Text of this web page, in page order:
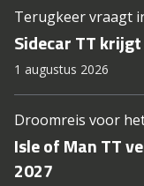
Terugkeer vraagt
Sidecar TT
1 augustus 2026
Droomreis voor
Isle of Man TT
2027